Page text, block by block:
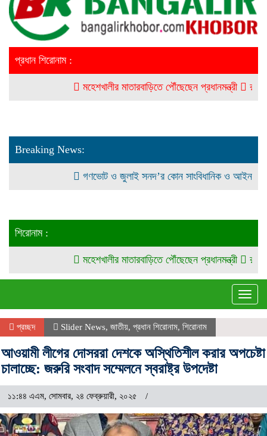
প্রধান শিরোনাম :
মহেশখালীর মাতারবাড়িতে পৌঁছেছেন প্রধানমন্ত্রী রাজধানীতে
Breaking News:
গণভোট ও জুলাই সনদ’র কোন সাংবিধানিক ও আইনগত
শিরোনাম :
মহেশখালীর মাতারবাড়িতে পৌঁছেছেন প্রধানমন্ত্রী রাজধানীতে
প্রচ্ছদ Slider News, জাতীয়, প্রধান শিরোনাম, শিরোনাম
আওয়ামী লীগের দোসররা দেশকে অস্থিতিশীল করার অপচেষ্টা
চালাচ্ছে: জরুরি সংবাদ সম্মেলনে স্বরাষ্ট্র উপদেষ্টা
১১:৪৪ এএম, সোমবার, ২৪ ফেব্রুয়ারী, ২০২৫